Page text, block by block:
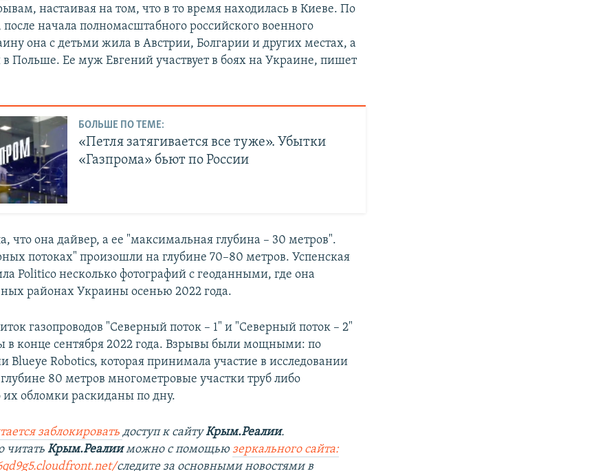
настаивая на том, что в то время находилась в Киеве. По
начала полномасштабного российского военного
она с детьми жила в Австрии, Болгарии и других местах, а
в Польше. Ее муж Евгений участвует в боях на Украине, пишет
БОЛЬШЕ ПО ТЕМЕ:
«Петля затягивается все туже». Убытки
«Газпрома» бьют по России
что она дайвер, а ее "максимальная глубина – 30 метров".
потоках" произошли на глубине 70–80 метров. Успенская
Politico несколько фотографий с геоданными, где она
районах Украины осенью 2022 года.
газопроводов "Северный поток – 1" и "Северный поток – 2"
в конце сентября 2022 года. Взрывы были мощными: по
Robotics, которая принимала участие в исследовании
80 метров многометровые участки труб либо
их обломки раскиданы по дну.
заблокировать доступ к сайтуКрым.Реалии.
читатьКрым.Реалииможно с помощьюзеркального сайта:
следите за основными новостями в